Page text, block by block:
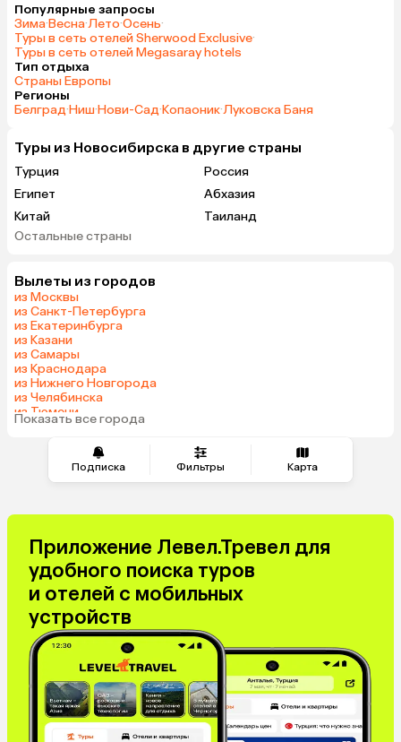
Подписка Фильтры Карта
Популярные запросы
Зима·Весна·Лето·Осень·
Туры в сеть отелей Sherwood Exclusive·
Туры в сеть отелей Megasaray hotels
Тип отдыха
Страны Европы
Регионы
Белград·Ниш·Нови-Сад·Копаоник·Луковска Баня
Туры из Новосибирска в другие страны
Турция
Россия
Египет
Абхазия
Китай
Таиланд
Вьетнам
Беларусь
Шри-Ланка
Азербайджан
Катар
Гонконг
Таджикистан
Остальные страны
Вылеты из городов
из Москвы
из Санкт-Петербурга
из Екатеринбурга
из Казани
из Самары
из Краснодара
из Нижнего Новгорода
из Челябинска
из Тюмени
из Минеральных Вод
Показать все города
Приложение Левел.Тревел для
удобного поиска туров
и отелей с мобильных
устройств